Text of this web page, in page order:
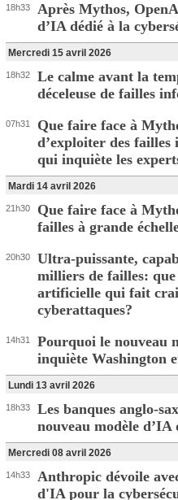
18h33
Après Mythos,
d’IA dédié à la
Mercredi 15 avril 2026
18h32
Le calme avant la
déceleuse de failles
07h31
Que faire face à
d’exploiter des
qui inquiète les
Mardi 14 avril 2026
21h30
Que faire face à
failles à grande
20h30
Ultra-puissante,
milliers de failles:
artificielle qui fait
cyberattaques?
14h31
Pourquoi le nouveau
inquiète Washington
Lundi 13 avril 2026
18h33
Les banques anglo-
nouveau modèle
Mercredi 08 avril 2026
14h33
Anthropic dévoile
d'IA pour la